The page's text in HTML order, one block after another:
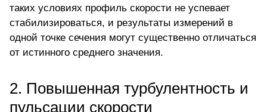
таких условиях профиль скорости не успевает
стабилизироваться, и результаты измерений в
одной точке сечения могут существенно отличаться
от истинного среднего значения.
2. Повышенная турбулентность и
пульсации скорости